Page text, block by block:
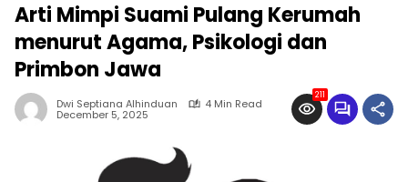
Arti Mimpi Suami Pulang Kerumah
menurut Agama, Psikologi dan
Primbon Jawa
Dwi Septiana Alhinduan 4 Min Read
December 5, 2025
211